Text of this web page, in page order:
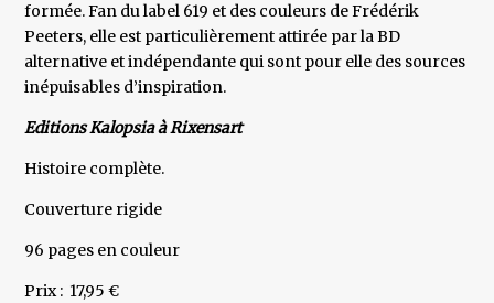
formée. Fan du label 619 et des couleurs de Frédérik
Peeters, elle est particulièrement attirée par la BD
alternative et indépendante qui sont pour elle des sources
inépuisables d’inspiration.
Editions Kalopsia à Rixensart
Histoire complète.
Couverture rigide
96 pages en couleur
Prix : 17,95 €